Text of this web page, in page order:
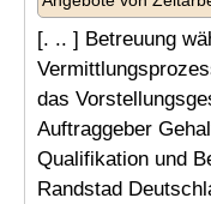
[. .. ] Betreuung
das
Auftraggeber
Qualifikation und
Randstad